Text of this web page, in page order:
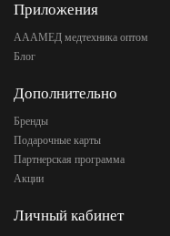
Приложения
АААМЕД медтехника оптом
Блог
Дополнительно
Бренды
Подарочные карты
Партнерская программа
Акции
Личный кабинет